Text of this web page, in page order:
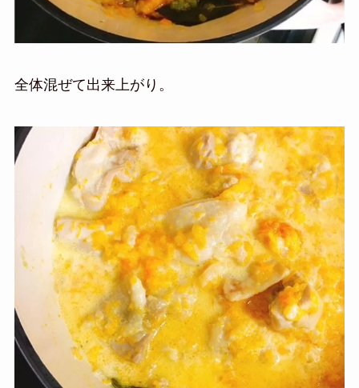
全体混ぜて出来上がり。